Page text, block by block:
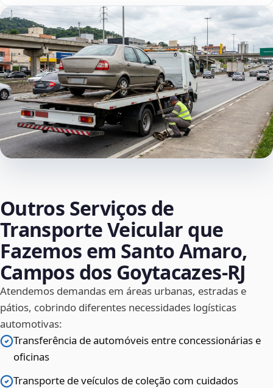
Outros Serviços de
Transporte Veicular que
Fazemos em Santo Amaro,
Campos dos Goytacazes‑RJ
Atendemos demandas em áreas urbanas, estradas e
pátios, cobrindo diferentes necessidades logísticas
automotivas:
Transferência de automóveis entre concessionárias e
oficinas
Transporte de veículos de coleção com cuidados